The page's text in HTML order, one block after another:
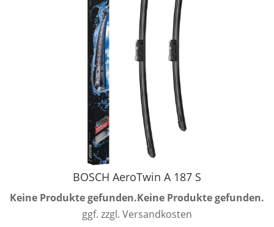
BOSCH AeroTwin A 187 S
Keine Produkte gefunden.Keine Produkte gefunden.
ggf. zzgl. Versandkosten